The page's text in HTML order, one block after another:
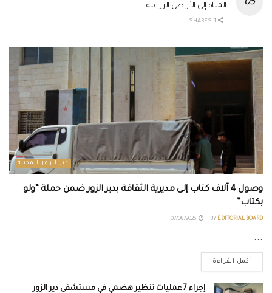
المياه إلى الأراضي الزراعية
دير الزور المدينة
وصول 4 آلاف كتاب إلى مديرية الثقافة بدير الزور ضمن حملة “ولو
بكتاب”
BY EDITORIAL BOARD
...
أكمل القراءة
إجراء 7 عمليات تنظير هضمي في مستشفى دير الزور